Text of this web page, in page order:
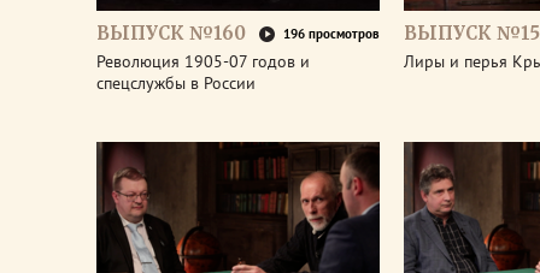
ВЫПУСК №160 196 просмотров
Революция 1905-07 годов и
спецслужбы в России
ВЫПУСК
Лиры и перья